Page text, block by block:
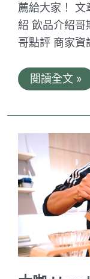
薦給大家！
紹 飲品介紹
哥點評 商家資
小
島
金
也
能
喝
上
一
杯
好
啡
｜
地
閱讀全文 »